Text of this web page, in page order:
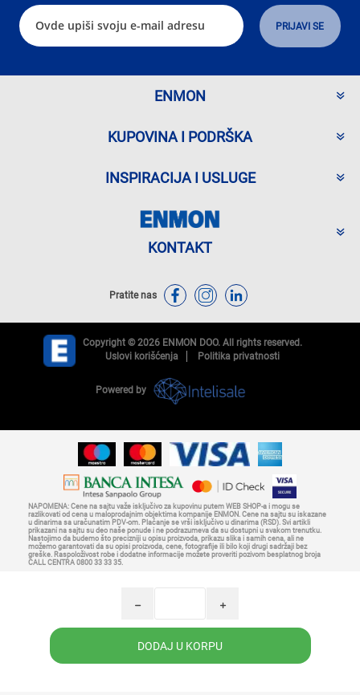
i
h
ENMON
KUPOVINA I PODRŠKA
INSPIRACIJA I USLUGE
KONTAKT
Pratite nas
Copyright © 2026 ENMON DOO. All rights reserved.
Uslovi korišćenja
Politika privatnosti
Powered by
NAPOMENA: Cene na sajtu važe isključivo za kupovinu putem WEB SHOP-a i mogu se
razlikovati od cena u maloprodajnim objektima kompanije ENMON. Cene na sajtu su iskazane
u dinarima sa uračunatim PDV-om. Plaćanje se vrši isključivo u dinarima (RSD). Svi artikli
prikazani na sajtu su deo naše ponude i ne podrazumeva da su dostupni u svakom trenutku.
Nastojimo da budemo što precizniji u opisu proizvoda, prikazu slika i samih cena, ali ne
možemo garantovati da su opisi proizvoda, cene, fotografije ili bilo koji drugi sadržaji bez
greške. Raspoloživost robe i dodatne informacije možete proveriti pozivom besplatnog broja
CALL CENTRA 0800 33 33 35.